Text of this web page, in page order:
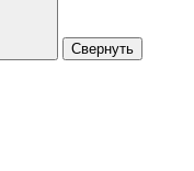
Свернуть